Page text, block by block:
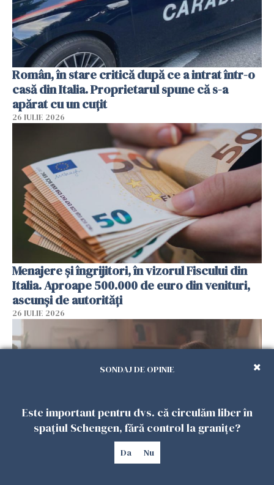
Român, în stare critică după ce a intrat într-o
casă din Italia. Proprietarul spune că s-a
apărat cu un cuțit
26 IULIE 2026
Menajere și îngrijitori, în vizorul Fiscului din
Italia. Aproape 500.000 de euro din venituri,
ascunși de autorități
26 IULIE 2026
Vrei să te muți în SUA? Un studiu Harvard
SONDAJ DE OPINIE
Este important pentru dvs. că circulăm liber în
spațiul Schengen, fără control la granițe?
Da Nu